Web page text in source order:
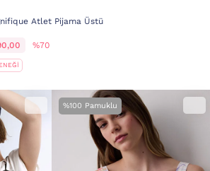
Atlet Pijama Üstü
%70
%100 Pamuklu